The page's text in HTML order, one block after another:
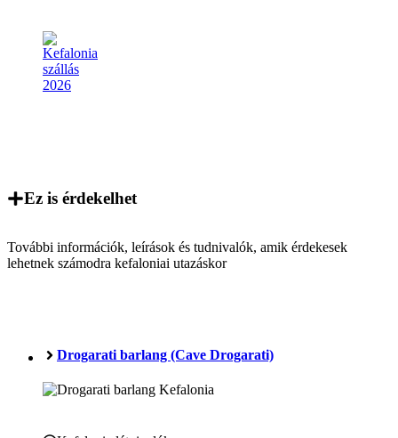
Ez is érdekelhet
További információk, leírások és tudnivalók, amik érdekesek
lehetnek számodra kefaloniai utazáskor
Drogarati barlang (Cave Drogarati)